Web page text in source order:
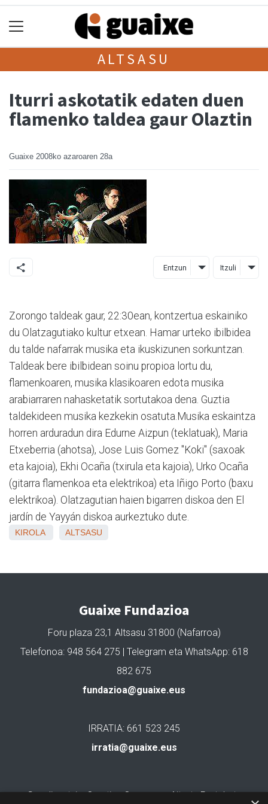
ALTSASU
Iturri askotatik edaten duen
flamenko taldea gaur Olaztin
Guaixe 2008ko azaroaren 28a
Entzun Itzuli
Zorongo taldeak gaur, 22:30ean, kontzertua eskainiko
du Olatzagutiako kultur etxean. Hamar urteko ibilbidea
du talde nafarrak musika eta ikuskizunen sorkuntzan.
Taldeak bere ibilbidean soinu propioa lortu du,
flamenkoaren, musika klasikoaren edota musika
arabiarraren nahasketatik sortutakoa dena. Guztia
taldekideen musika kezkekin osatuta.Musika eskaintza
horren arduradun dira Edurne Aizpun (teklatuak), Maria
Etxeberria (ahotsa), Jose Luis Gomez "Koki" (saxoak
eta kajoia), Ekhi Ocaña (txirula eta kajoia), Urko Ocaña
(gitarra flamenkoa eta elektrikoa) eta Iñigo Porto (baxu
elektrikoa). Olatzagutian haien bigarren diskoa den El
jardín de Yayyán diskoa aurkeztuko dute.
KIROLA ALTSASU
Guaixe Fundazioa
Foru plaza 23,1 Altsasu 31800 (Nafarroa)
Telefonoa: 948 564 275 | Telegram eta WhatsApp: 618
882 675
fundazioa@guaixe.eus
IRRATIA: 661 523 245
irratia@guaixe.eus
Gure lizentzia: Creative Commons Aitortu Partekatu